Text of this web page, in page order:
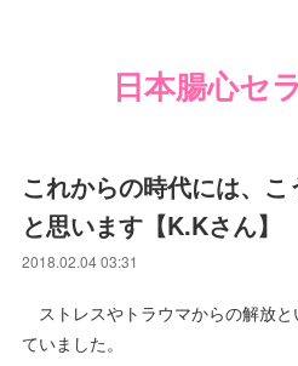
日本腸心セ
これからの時代には、
と思います【K.Kさん】
2018.02.04 03:31
ストレスやトラウマからの解放
ていました。